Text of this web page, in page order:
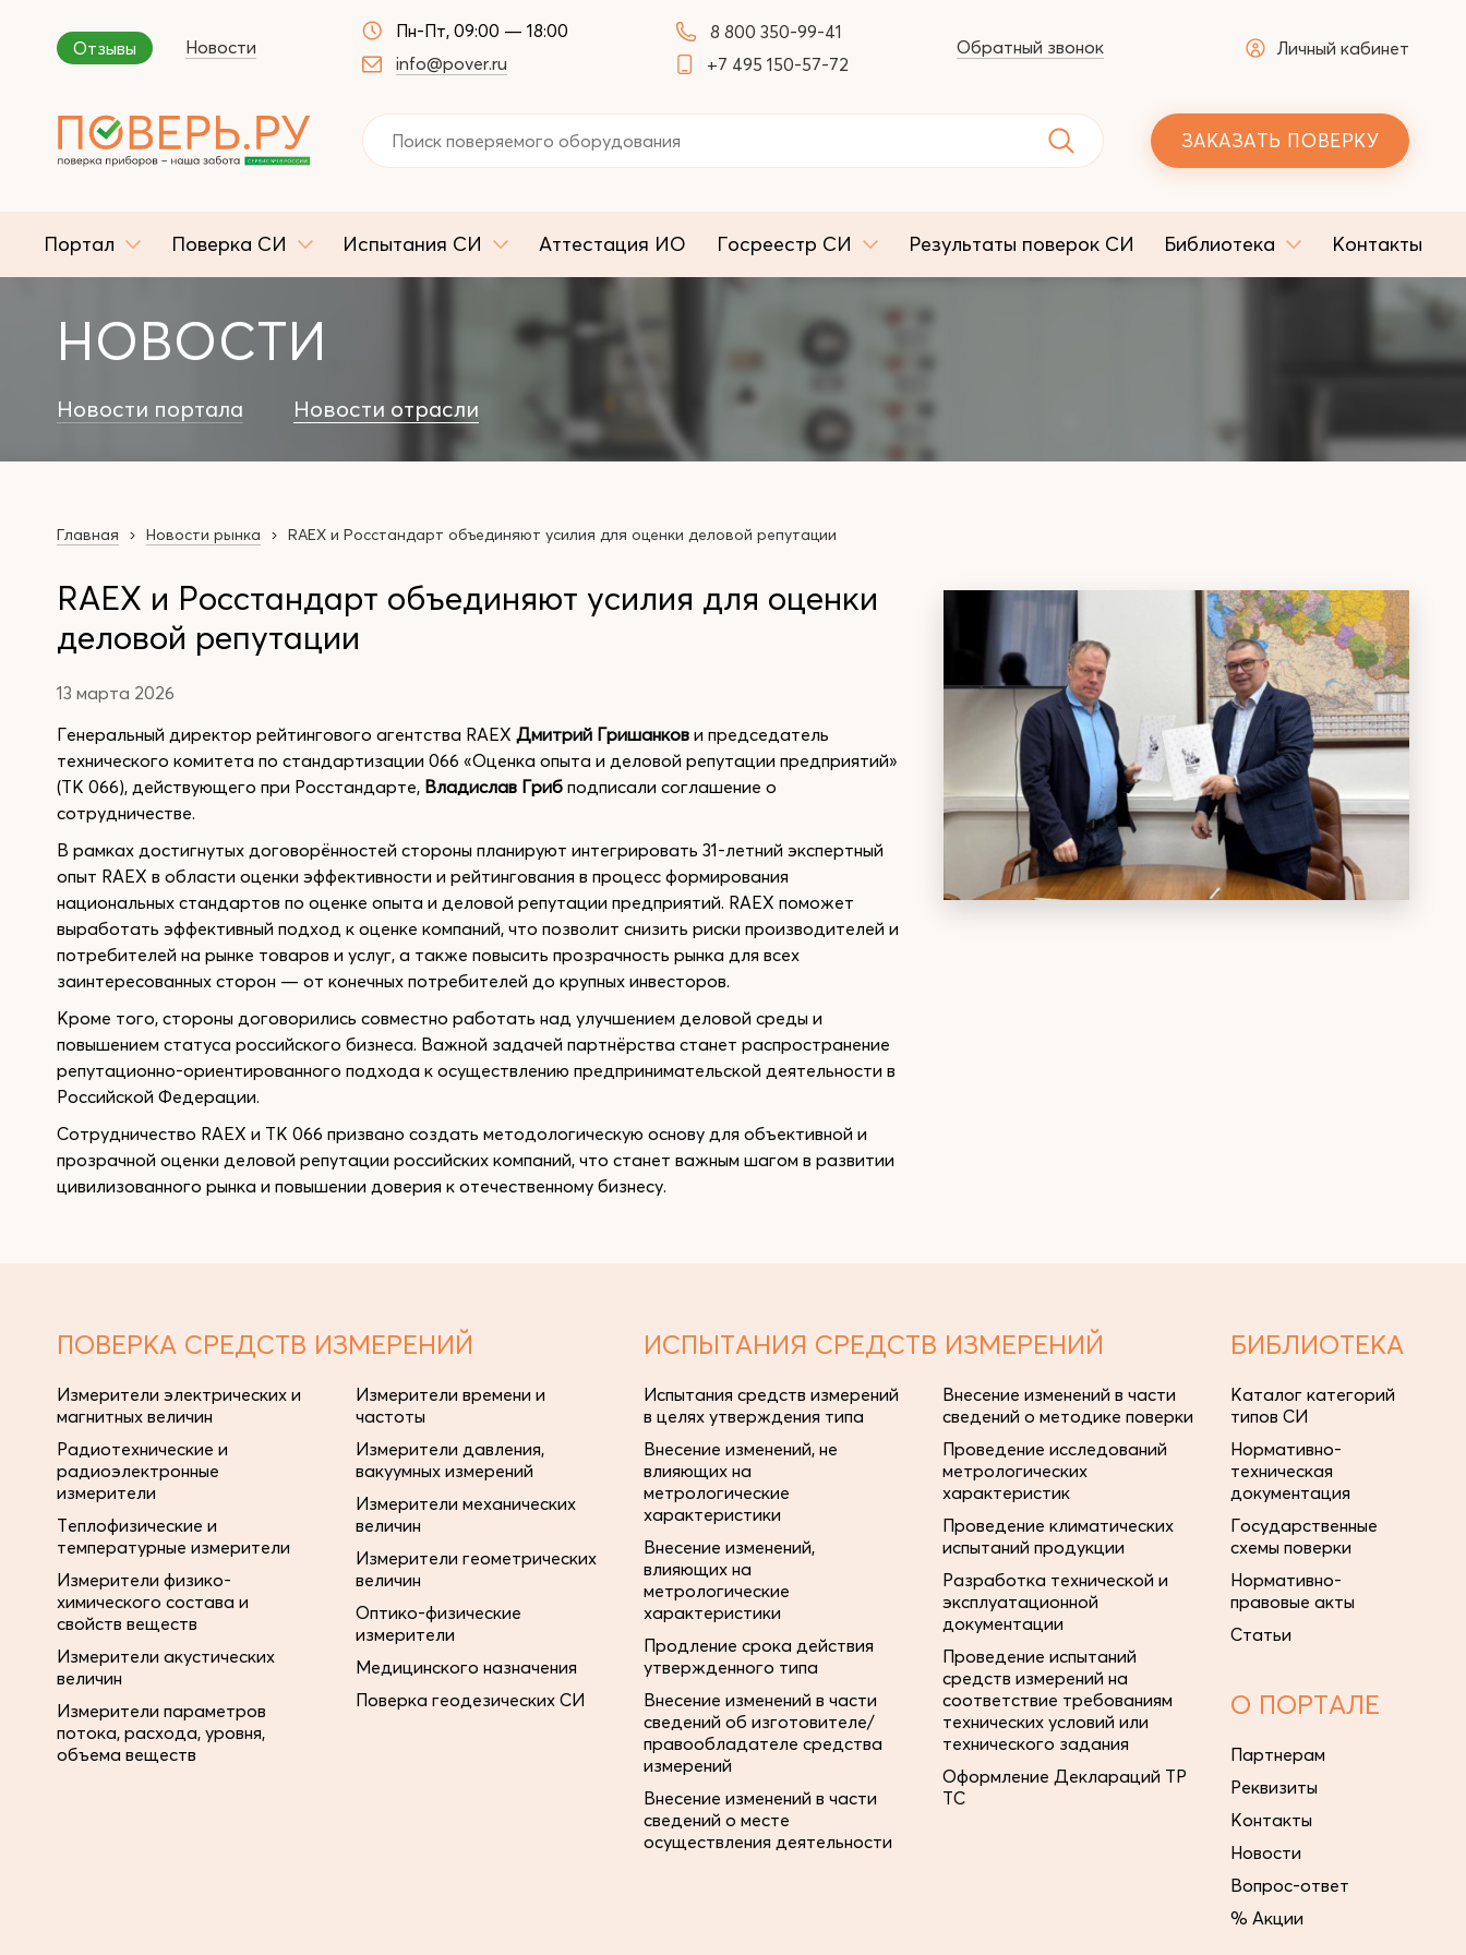
Отзывы Новости
Пн-Пт, 09:00 — 18:00
info@pover.ru
8 800 350-99-41
+7 495 150-57-72
Обратный звонок Личный кабинет
ЗАКАЗАТЬ ПОВЕРКУ
Портал Поверка СИ Испытания СИ Аттестация ИО Госреестр СИ Результаты поверок СИ Библиотека Контакты
НОВОСТИ
Новости портала Новости отрасли
Главная Новости рынка RAEX и Росстандарт объединяют усилия для оценки деловой репутации
RAEX и Росстандарт объединяют усилия для оценки
деловой репутации
13 марта 2026
Генеральный директор рейтингового агентства RAEX Дмитрий Гришанков и председатель
технического комитета по стандартизации 066 «Оценка опыта и деловой репутации предприятий»
(ТК 066), действующего при Росстандарте, Владислав Гриб подписали соглашение о
сотрудничестве.
В рамках достигнутых договорённостей стороны планируют интегрировать 31-летний экспертный
опыт RAEX в области оценки эффективности и рейтингования в процесс формирования
национальных стандартов по оценке опыта и деловой репутации предприятий. RAEX поможет
выработать эффективный подход к оценке компаний, что позволит снизить риски производителей и
потребителей на рынке товаров и услуг, а также повысить прозрачность рынка для всех
заинтересованных сторон — от конечных потребителей до крупных инвесторов.
Кроме того, стороны договорились совместно работать над улучшением деловой среды и
повышением статуса российского бизнеса. Важной задачей партнёрства станет распространение
репутационно-ориентированного подхода к осуществлению предпринимательской деятельности в
Российской Федерации.
Сотрудничество RAEX и ТК 066 призвано создать методологическую основу для объективной и
прозрачной оценки деловой репутации российских компаний, что станет важным шагом в развитии
цивилизованного рынка и повышении доверия к отечественному бизнесу.
ПОВЕРКА СРЕДСТВ ИЗМЕРЕНИЙ
Измерители электрических и
магнитных величин
Радиотехнические и
радиоэлектронные
измерители
Теплофизические и
температурные измерители
Измерители физико-
химического состава и
свойств веществ
Измерители акустических
величин
Измерители параметров
потока, расхода, уровня,
объема веществ
Измерители времени и
частоты
Измерители давления,
вакуумных измерений
Измерители механических
величин
Измерители геометрических
величин
Оптико-физические
измерители
Медицинского назначения
Поверка геодезических СИ
ИСПЫТАНИЯ СРЕДСТВ ИЗМЕРЕНИЙ
Испытания средств измерений
в целях утверждения типа
Внесение изменений, не
влияющих на
метрологические
характеристики
Внесение изменений,
влияющих на
метрологические
характеристики
Продление срока действия
утвержденного типа
Внесение изменений в части
сведений об изготовителе/
правообладателе средства
измерений
Внесение изменений в части
сведений о месте
осуществления деятельности
Внесение изменений в части
сведений о методике поверки
Проведение исследований
метрологических
характеристик
Проведение климатических
испытаний продукции
Разработка технической и
эксплуатационной
документации
Проведение испытаний
средств измерений на
соответствие требованиям
технических условий или
технического задания
Оформление Деклараций ТР
ТС
БИБЛИОТЕКА
Каталог категорий
типов СИ
Нормативно-
техническая
документация
Государственные
схемы поверки
Нормативно-
правовые акты
Статьи
О ПОРТАЛЕ
Партнерам
Реквизиты
Контакты
Новости
Вопрос-ответ
% Акции